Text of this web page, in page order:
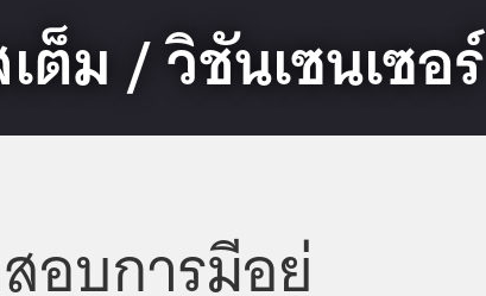
ต็ม / วิชันเซนเซอร์
อบการมีอยู่